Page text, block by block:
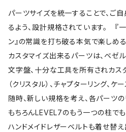
パーツサイズを統一することで、ご
るよう、設計規格されています。 『
ン』の常識を打ち破る本気で楽しめ
カスタマイズ出来るパーツは、ベゼル
文字盤、十分な工具を所有されカス
（クリスタル）、チャプターリング、ケ
随時、新しい規格を考え、各パーツ
もちろんLEVEL7のもう一つの柱で
ハンドメイドレザーベルトも着せ替え